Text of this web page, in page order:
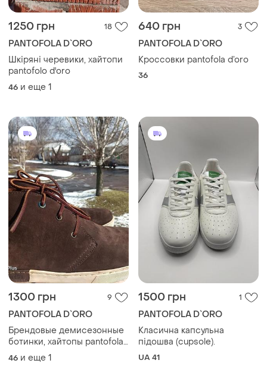
1250 грн 18
PANTOFOLA D`ORO
Шкіряні черевики, хайтопи
pantofolo d'oro
46 и еще 1
640 грн 3
PANTOFOLA D`ORO
Кроссовки pantofola d’oro
36
1300 грн 9
PANTOFOLA D`ORO
Брендовые демисезонные
ботинки, хайтопы pantofola
d'oro италия
46 и еще 1
1500 грн 1
PANTOFOLA D`ORO
Класична капсульна
підошва (cupsole).
UA 41